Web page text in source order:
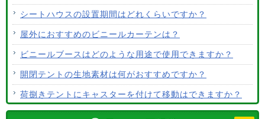
シートハウスの設置期間はどれくらいですか？
屋外におすすめのビニールカーテンは？
ビニールブースはどのような用途で使用できますか？
開閉テントの生地素材は何がおすすめですか？
荷捌きテントにキャスターを付けて移動はできますか？